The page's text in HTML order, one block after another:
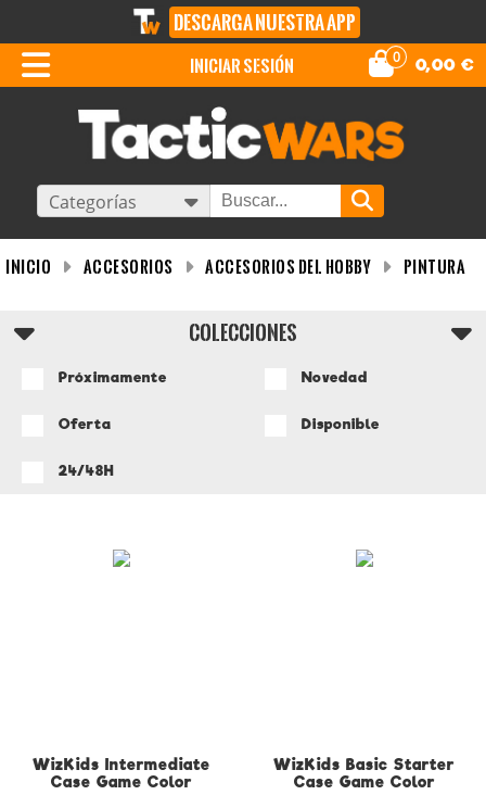
DESCARGA NUESTRA APP
0 0,00 €
iniciar sesión
Categorías
INICIO Accesorios Accesorios del Hobby Pintura
COLECCIONES
Próximamente Novedad
Oferta Disponible
24/48H
WizKids Intermediate
Case Game Color
WizKids Basic Starter
Case Game Color